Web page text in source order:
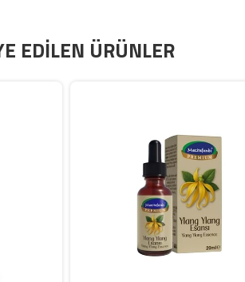
EDILEN ÜRÜNLER